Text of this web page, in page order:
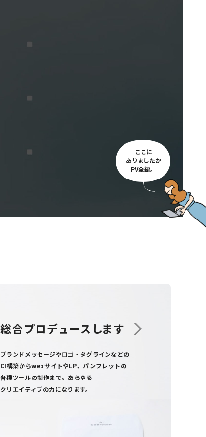
ここに
ありましたか
PV全編。
総合プロデュース します
ブランドメッセージやロゴ・タグラインなどの
CI構築からwebサイトやLP、パンフレットの
各種ツールの制作まで。 あらゆる
クリエイティブの力になります。